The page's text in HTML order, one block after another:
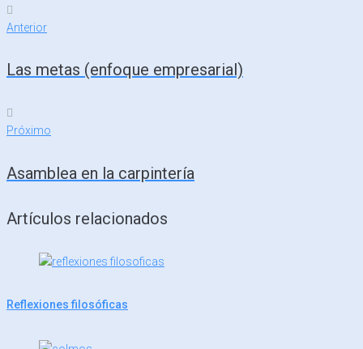
Navegación
de
entradas
Anterior
Anterior
Las metas (enfoque empresarial)
Próximo
Próximo
Asamblea en la carpintería
Artículos relacionados
Reflexiones filosóficas